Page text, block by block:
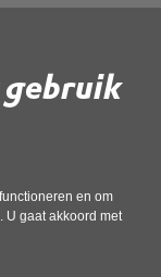
en om
U gaat akkoord met